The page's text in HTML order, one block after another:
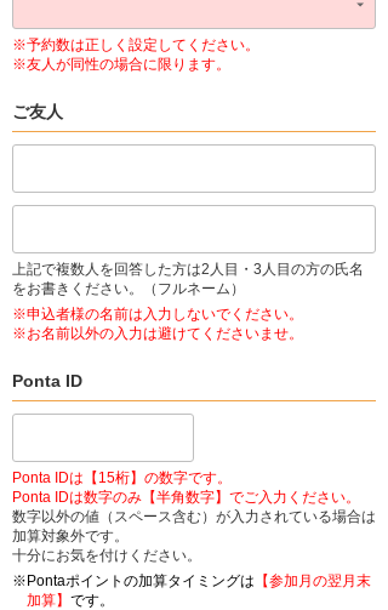
※予約数は正しく設定してください。
※友人が同性の場合に限ります。
ご友人
上記で複数人を回答した方は2人目・3人目の方の氏名
をお書きください。（フルネーム）
※申込者様の名前は入力しないでください。
※お名前以外の入力は避けてくださいませ。
Ponta ID
Ponta IDは【15桁】の数字です。
Ponta IDは数字のみ【半角数字】でご入力ください。
数字以外の値（スペース含む）が入力されている場合は
加算対象外です。
十分にお気を付けください。
※Pontaポイントの加算タイミングは 【参加月の翌月末
加算】 です。